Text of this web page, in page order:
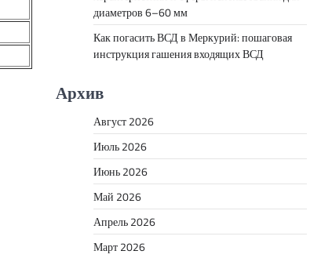
диаметров 6–60 мм
Как погасить ВСД в Меркурий: пошаговая
инструкция гашения входящих ВСД
Архив
Август 2026
Июль 2026
Июнь 2026
Май 2026
Апрель 2026
Март 2026